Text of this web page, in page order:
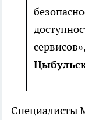
Специалисты